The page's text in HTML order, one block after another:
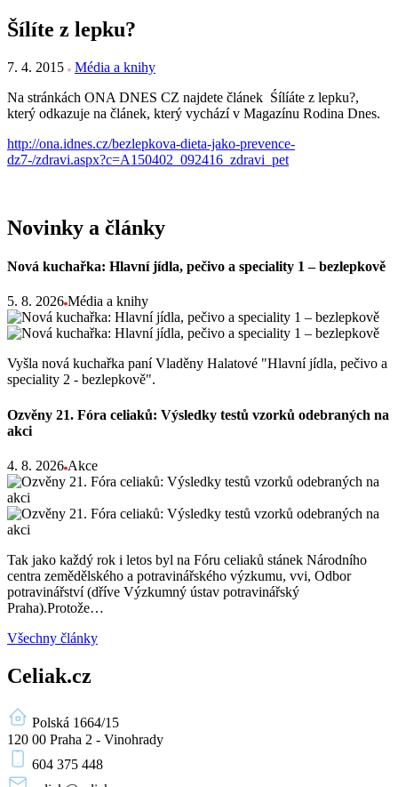
Šílíte z lepku?
7. 4. 2015
Média a knihy
Na stránkách ONA DNES CZ najdete článek Śílíáte z lepku?,
který odkazuje na článek, který vychází v Magazínu Rodina Dnes.
http://ona.idnes.cz/bezlepkova-dieta-jako-prevence-
dz7-/zdravi.aspx?c=A150402_092416_zdravi_pet
Novinky a články
Nová kuchařka: Hlavní jídla, pečivo a speciality 1 – bezlepkově
5. 8. 2026 Média a knihy
Vyšla nová kuchařka paní Vladěny Halatové "Hlavní jídla, pečivo a
speciality 2 - bezlepkově".
Ozvěny 21. Fóra celiaků: Výsledky testů vzorků odebraných na
akci
4. 8. 2026 Akce
Tak jako každý rok i letos byl na Fóru celiaků stánek Národního
centra zemědělského a potravinářského výzkumu, vvi, Odbor
potravinářství (dříve Výzkumný ústav potravinářský
Praha).Protože…
Všechny články
Celiak.cz
Polská 1664/15
120 00 Praha 2 - Vinohrady
604 375 448